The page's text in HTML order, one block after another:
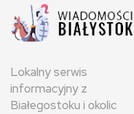
Lokalny serwis
informacyjny z
Białegostoku i okolic